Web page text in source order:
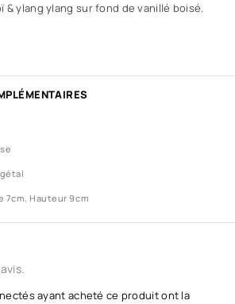
& ylang ylang sur fond de vanillé boisé.
7cm, Hauteur 9cm
ayant acheté ce produit ont la